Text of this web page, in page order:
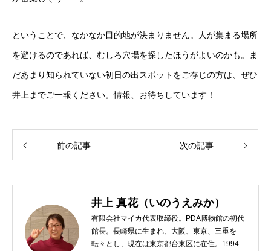
ということで、なかなか目的地が決まりません。人が集まる場所
を避けるのであれば、むしろ穴場を探したほうがよいのかも。ま
だあまり知られていない初日の出スポットをご存じの方は、ぜひ
井上までご一報ください。情報、お待ちしています！
前の記事 次の記事
井上 真花（いのうえみか）
有限会社マイカ代表取締役。PDA博物館の初代
館長。長崎県に生まれ、大阪、東京、三重を
転々とし、現在は東京都台東区に在住。1994年